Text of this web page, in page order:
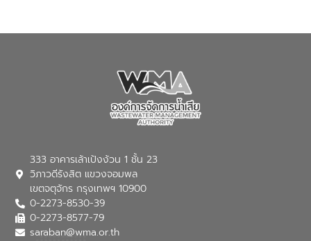
ณ เทศบาลตำบลบางเลน จังหวัดนครปฐม
333 อาคารเล้าเป้งง้วน 1 ชั้น 23
วิภาวดีรังสิต แขวงจอมพล
เขตจตุจักร กรุงเทพฯ 10900
0-2273-8530-39
0-2273-8577-79
saraban@wma.or.th